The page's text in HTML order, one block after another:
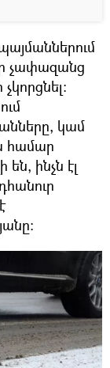
չափազանց
կամ
համար
ինչն էլ